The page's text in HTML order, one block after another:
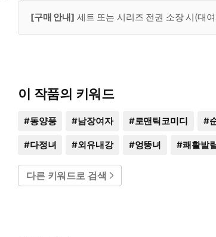
[구매 안내] 세트 또는 시리즈 전권 소장 시(대
이 작품의 키워드
#동양풍 #남장여자 #로맨틱코미디 #
#다정녀 #외유내강 #엉뚱녀 #쾌활발
다른 키워드로 검색